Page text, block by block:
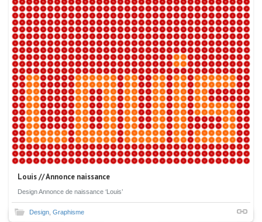
Louis // Annonce naissance
Design Annonce de naissance ‘Louis’
Design, Graphisme